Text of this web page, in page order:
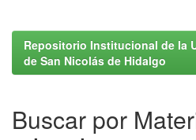
Repositorio Institucional de la
de San Nicolás de Hidalgo
Buscar por